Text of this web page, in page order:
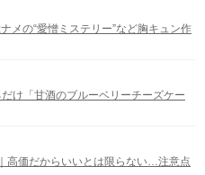
の“愛憎ミステリー”など胸キュン作
け「甘酒のブルーベリーチーズケー
高価だからいいとは限らない…注意点